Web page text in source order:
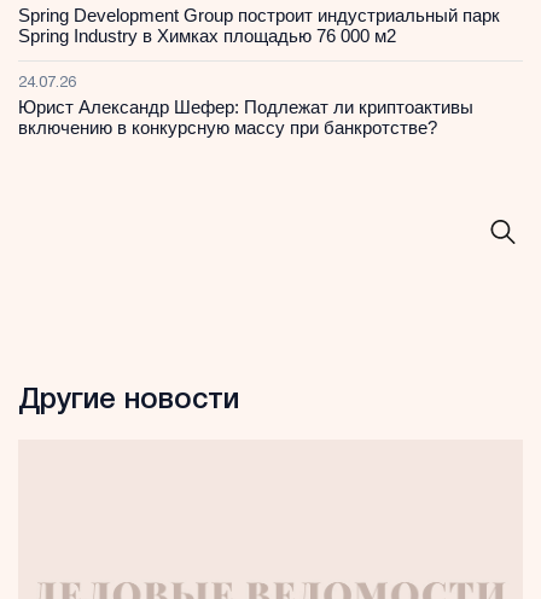
Spring Development Group построит индустриальный парк
Spring Industry в Химках площадью 76 000 м2
24.07.26
Юрист Александр Шефер: Подлежат ли криптоактивы
включению в конкурсную массу при банкротстве?
Другие новости